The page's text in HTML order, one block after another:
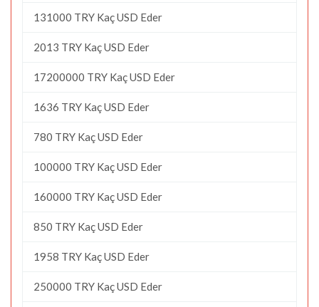
131000 TRY Kaç USD Eder
2013 TRY Kaç USD Eder
17200000 TRY Kaç USD Eder
1636 TRY Kaç USD Eder
780 TRY Kaç USD Eder
100000 TRY Kaç USD Eder
160000 TRY Kaç USD Eder
850 TRY Kaç USD Eder
1958 TRY Kaç USD Eder
250000 TRY Kaç USD Eder